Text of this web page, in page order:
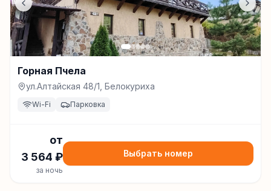
Горная Пчела
ул.Алтайская 48/1, Белокуриха
Wi-Fi Парковка
от
3 564 ₽
за ночь
Выбрать номер